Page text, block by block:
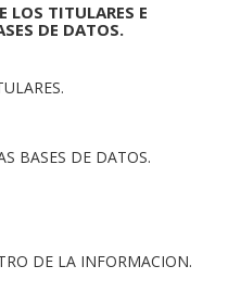
LOS TITULARES E
DE DATOS.
BASES DE DATOS.
DE LA INFORMACION.